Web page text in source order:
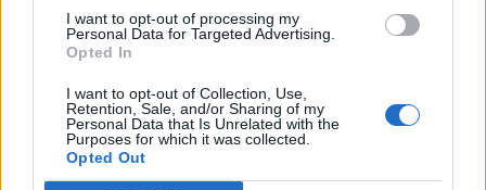
I want to opt-out of processing my
Personal Data for Targeted Advertising.
Opted In
I want to opt-out of Collection, Use,
Retention, Sale, and/or Sharing of my
Personal Data that Is Unrelated with the
Purposes for which it was collected.
Opted Out
Σκολίωση: «Μύθοι» και «αλήθειες»
15 Ιουνίου 2026